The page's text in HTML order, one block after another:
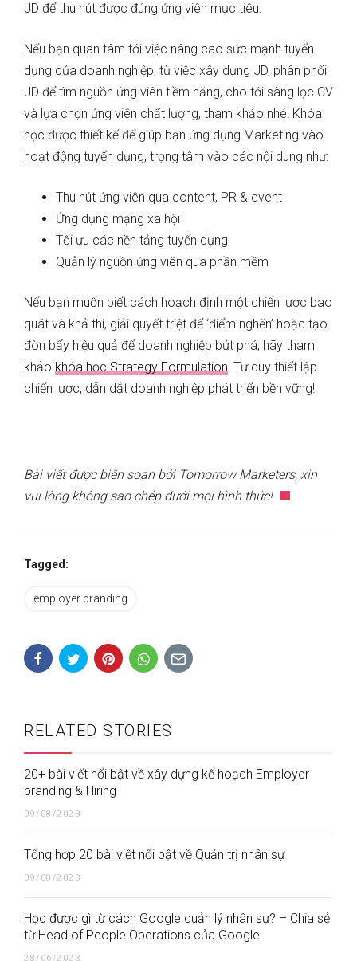
JD để thu hút được đúng ứng viên mục tiêu.
Nếu bạn quan tâm tới việc nâng cao sức mạnh tuyển
dụng của doanh nghiệp, từ việc xây dựng JD, phân phối
JD để tìm nguồn ứng viên tiềm năng, cho tới sàng lọc CV
và lựa chọn ứng viên chất lượng, tham khảo nhé! Khóa
học được thiết kế để giúp bạn ứng dụng Marketing vào
hoạt động tuyển dụng, trọng tâm vào các nội dung như:
Thu hút ứng viên qua content, PR & event
Ứng dụng mạng xã hội
Tối ưu các nền tảng tuyển dụng
Quản lý nguồn ứng viên qua phần mềm
Nếu bạn muốn biết cách hoạch định một chiến lược bao
quát và khả thi, giải quyết triệt để ‘điểm nghẽn’ hoặc tạo
đòn bẩy hiệu quả để doanh nghiệp bứt phá, hãy tham
khảo khóa học Strategy Formulation: Tư duy thiết lập
chiến lược, dẫn dắt doanh nghiệp phát triển bền vững!
Bài viết được biên soạn bởi Tomorrow Marketers, xin
vui lòng không sao chép dưới mọi hình thức!
Tagged:
employer branding
RELATED STORIES
20+ bài viết nổi bật về xây dựng kế hoạch Employer
branding & Hiring
09/08/2023
Tổng hợp 20 bài viết nổi bật về Quản trị nhân sự
09/08/2023
Học được gì từ cách Google quản lý nhân sự? – Chia sẻ
từ Head of People Operations của Google
28/06/2023